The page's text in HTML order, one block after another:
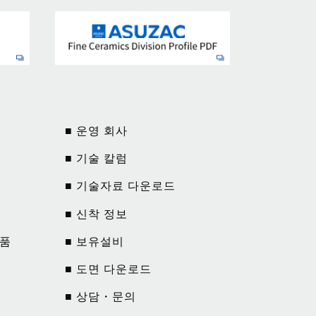
■ 운영 회사
■ 기술 칼럼
■ 기술자료 다운로드
■ 신착 정보
■ 보유설비
■ 도면 다운로드
■ 상담・문의